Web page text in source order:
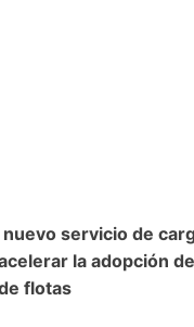
nuevo servicio de
la adopción
flotas